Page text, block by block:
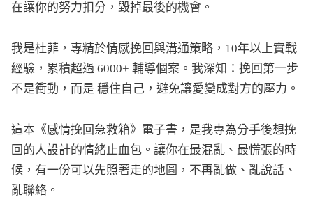
在讓你的努力扣分，毀掉最後的機會。
我是杜菲，專精於情感挽回與溝通策略，10年以上實戰
經驗，累積超過 6000+ 輔導個案。我深知：挽回第一步
不是衝動，而是 穩住自己，避免讓愛變成對方的壓力。
這本《感情挽回急救箱》電子書，是我專為分手後想挽
回的人設計的情緒止血包。讓你在最混亂、最慌張的時
候，有一份可以先照著走的地圖，不再亂做、亂說話、
亂聯絡。